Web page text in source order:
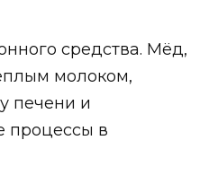
средства. Мёд,
молоком,
печени и
процессы в